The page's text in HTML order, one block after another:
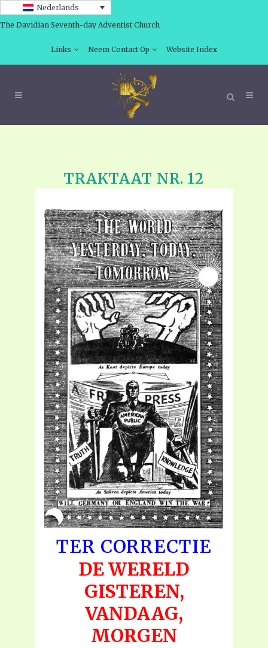
Nederlands
The Davidian Seventh-day Adventist Church
Links Neem Contact Op Website Index
TRAKTAAT NR. 12
TER CORRECTIE
DE WERELD
GISTEREN,
VANDAAG,
MORGEN